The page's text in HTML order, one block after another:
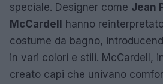
speciale. Designer come Jean
McCardell hanno
costume da bagno,
in vari colori e stili. McCardell,
creato capi che univano